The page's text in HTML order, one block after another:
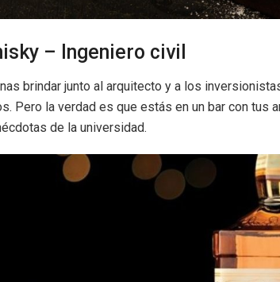
– Ingeniero civil
brindar junto al arquitecto y a los
Pero la verdad es que estás en un bar con tus
de la universidad.